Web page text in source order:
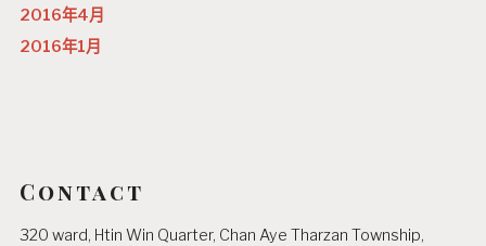
2016年4月
2016年1月
Contact
320 ward, Htin Win Quarter, Chan Aye Tharzan Township,